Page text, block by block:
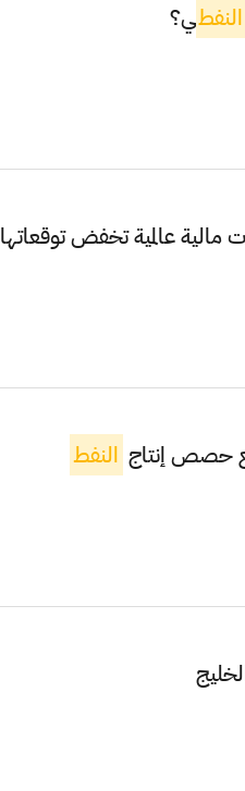
النفطي؟
مالية عالمية تخفض توقعاتها
حصص إنتاج النفط